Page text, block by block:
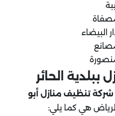
البيضاء
الحائر
شركة تنظيف منازل أبو
هي كما يلي: